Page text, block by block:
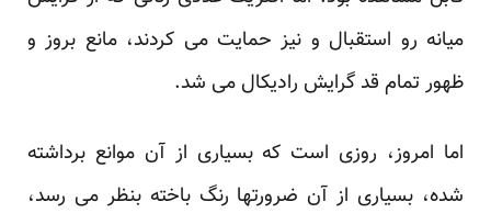
میانه رو استقبال و نیز حمایت می کردند، مانع بروز و
ظهور تمام قد گرایش رادیکال می شد.
اما امروز، روزی است که بسیاری از آن موانع برداشته
شده، بسیاری از آن ضرورتها رنگ باخته بنظر می رسد،